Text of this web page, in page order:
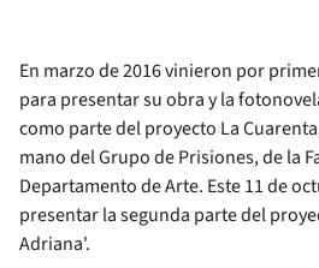
En marzo de 2016 vinieron por
para presentar su obra y la
como parte del proyecto La
mano del Grupo de Prisiones, de la
Departamento de Arte. Este 11 de
presentar la segunda parte del
Adriana'.